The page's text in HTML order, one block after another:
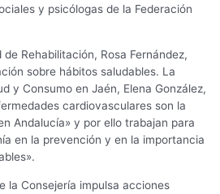
y psicólogas de la Federación
Rehabilitación, Rosa Fernández,
sobre hábitos saludables. La
y Consumo en Jaén, Elena González,
cardiovasculares son la
Andalucía» y por ello trabajan para
en la prevención y en la importancia
la Consejería impulsa acciones